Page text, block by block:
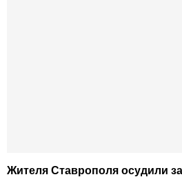
Жителя Ставрополя осудили